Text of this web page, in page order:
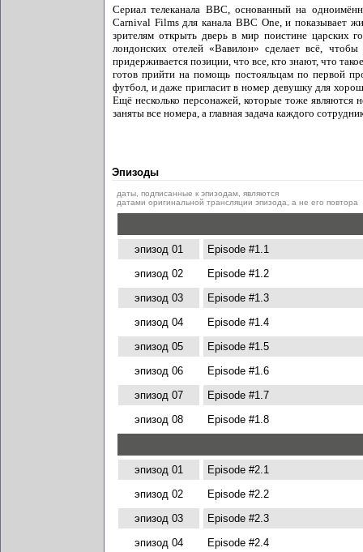
Сериал телеканала BBC, основанный на
Carnival Films для канала BBC One, и показывает
зрителям открыть дверь в мир поистине царских
лондонских отелей «Вавилон» сделает всё,
придерживается позиции, что все, кто знают, что
готов прийти на помощь постояльцам по первой
футбол, и даже пригласит в номер девушку для
Ещё несколько персонажей, которые тоже являются
заняты все номера, а главная задача каждого
Эпизоды
даты, подписанные к эпизодам, являются
датами оригинальной трансляции эпизода, а не его повтора
эпизод 01
Episode #1.1
эпизод 02
Episode #1.2
эпизод 03
Episode #1.3
эпизод 04
Episode #1.4
эпизод 05
Episode #1.5
эпизод 06
Episode #1.6
эпизод 07
Episode #1.7
эпизод 08
Episode #1.8
эпизод 01
Episode #2.1
эпизод 02
Episode #2.2
эпизод 03
Episode #2.3
эпизод 04
Episode #2.4